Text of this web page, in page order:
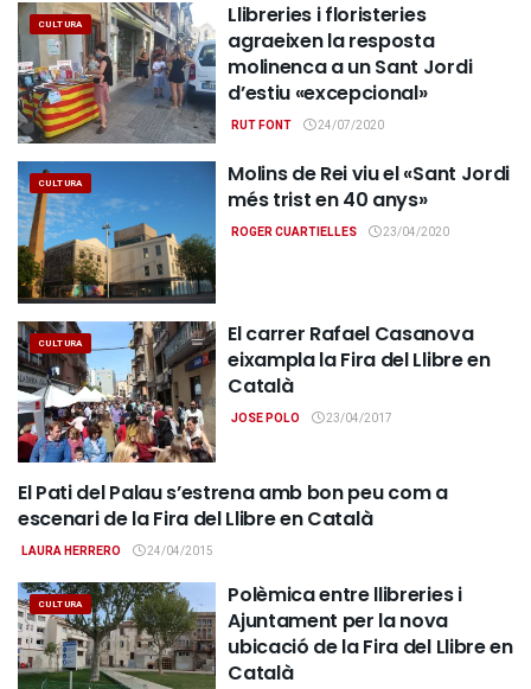
CULTURA
Llibreries i floristeries
agraeixen la resposta
molinenca a un Sant Jordi
d’estiu «excepcional»
RUT FONT 24/07/2020
CULTURA
Molins de Rei viu el «Sant Jordi
més trist en 40 anys»
ROGER CUARTIELLES 23/04/2020
CULTURA
El carrer Rafael Casanova
eixampla la Fira del Llibre en
Català
JOSE POLO 23/04/2017
CULTURA
El Pati del Palau s’estrena amb bon peu com a
escenari de la Fira del Llibre en Català
LAURA HERRERO 24/04/2015
CULTURA
Polèmica entre llibreries i
Ajuntament per la nova
ubicació de la Fira del Llibre en
Català